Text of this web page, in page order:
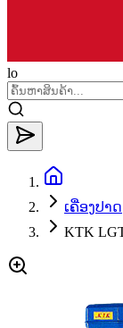
lo
ເຄື່ອງປາດ
KTK